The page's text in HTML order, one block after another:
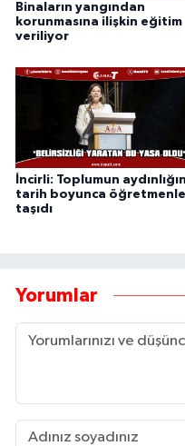
Binaların yangından
korunmasına ilişkin eğitim
veriliyor
İncirli: Toplumun
tarih boyunca
taşıdı
Yorumlar